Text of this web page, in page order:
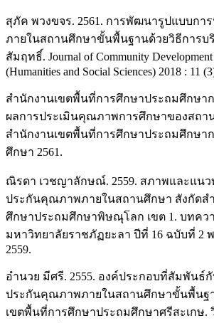
สุภัค พวงขจร. 2561. การพัฒนารูปแบบก
ภายในสถานศึกษาขั้นพื้นฐานด้วยวิธีการบ
สัมฤทธิ์. Journal of Community Development
(Humanities and Social Sciences) 2018 : 11
สำนักงานเขตพื้นที่การศึกษาประถมศึกษาก
ผลการประเมินคุณภาพการศึกษาของสถา
สำนักงานเขตพื้นที่การศึกษาประถมศึกษา
ศึกษา 2561.
ณิรดา เวชญาลักษณ์. 2559. สภาพและแนว
ประกันคุณภาพภายในสถานศึกษา สังกัดส
ศึกษาประถมศึกษาพิษณุโลก เขต 1. บทคว
มหาวิทยาลัยราชภัฏยะลา ปีที่ 16 ฉบับที่ 2
2559.
อำนวย มีศรี. 2555. องค์ประกอบที่สัมพันธ์
ประกันคุณภาพภายในสถานศึกษาขั้นพื้นฐ
เขตพื้นที่การศึกษาประถมศึกษาศรีสะเกษ.